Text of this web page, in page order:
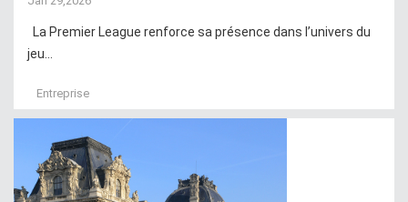
La Premier League renforce sa présence dans l’univers du
jeu...
Entreprise